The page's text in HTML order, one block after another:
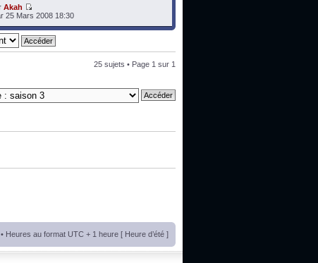
Akah
25 Mars 2008 18:30
25 sujets • Page 1 sur 1
• Heures au format UTC + 1 heure [ Heure d’été ]